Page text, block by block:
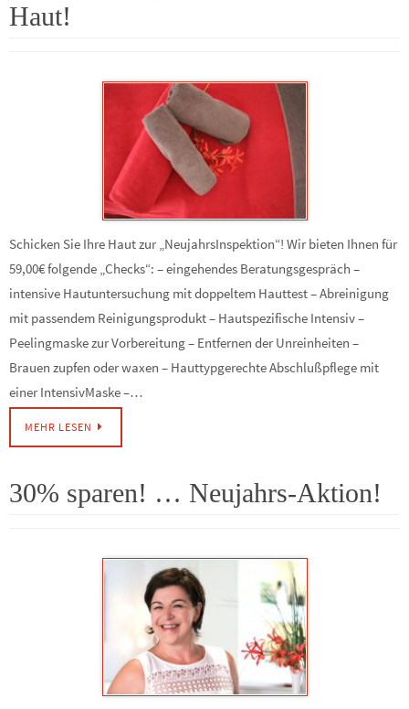
Haut!
Schicken Sie Ihre Haut zur „NeujahrsInspektion“! Wir bieten Ihnen für
59,00€ folgende „Checks“: – eingehendes Beratungsgespräch –
intensive Hautuntersuchung mit doppeltem Hauttest – Abreinigung
mit passendem Reinigungsprodukt – Hautspezifische Intensiv –
Peelingmaske zur Vorbereitung – Entfernen der Unreinheiten –
Brauen zupfen oder waxen – Hauttypgerechte Abschlußpflege mit
einer IntensivMaske –…
MEHR LESEN
30% sparen! … Neujahrs-Aktion!